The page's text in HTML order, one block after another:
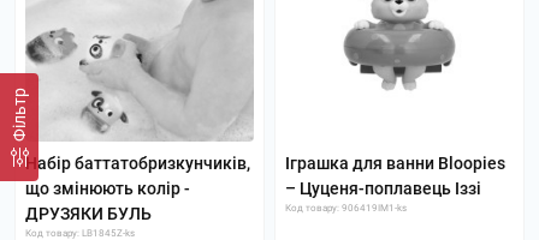
Фільтр
Набір баттатобризкунчиків,
що змінюють колір -
ДРУЗЯКИ БУЛЬ
Код товару: LB1845Z-ks
Іграшка для ванни Bloopies
– Цуценя-поплавець Іззі
Код товару: 906419IM1-ks